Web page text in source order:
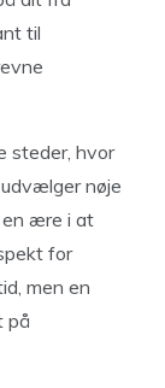
til
steder, hvor
nøje
ære i at
for
men en
på